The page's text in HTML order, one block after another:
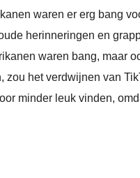
waren er erg bang
herinneringen en
waren bang, maar
zou het verdwijnen van
minder leuk vinden,